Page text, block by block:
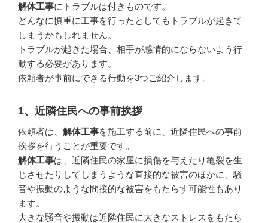
解体工事にトラブルは付きものです。
どんなに慎重に工事を行ったとしてもトラブルが起きて
しまうかもしれません。
トラブルが起きた場合、相手が感情的にならないよう行
動する必要があります。
依頼者が事前にできる行動を3つご紹介します。
1、近隣住民への事前挨拶
依頼者は、 解体工事を施工する前に、近隣住民への事前
挨拶を行うことが重要です。
解体工事は、近隣住民の家屋に損傷を与えたり亀裂を生
じさせたりしてしまうような直接的な被害のほかに、騒
音や振動のような間接的な被害をもたらす可能性もあり
ます。
大きな騒音や振動は近隣住民に大きなストレスをもたら